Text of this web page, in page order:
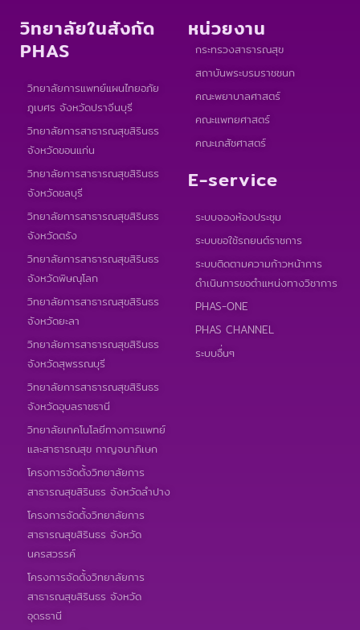
วิทยาลัยในสังกัด
PHAS
วิทยาลัยการแพทย์แผนไทยอภัย
ภูเบศร จังหวัดปราจีนบุรี
วิทยาลัยการสาธารณสุขสิรินธร
จังหวัดขอนแก่น
วิทยาลัยการสาธารณสุขสิรินธร
จังหวัดชลบุรี
วิทยาลัยการสาธารณสุขสิรินธร
จังหวัดตรัง
วิทยาลัยการสาธารณสุขสิรินธร
จังหวัดพิษณุโลก
วิทยาลัยการสาธารณสุขสิรินธร
จังหวัดยะลา
วิทยาลัยการสาธารณสุขสิรินธร
จังหวัดสุพรรณบุรี
วิทยาลัยการสาธารณสุขสิรินธร
จังหวัดอุบลราชธานี
วิทยาลัยเทคโนโลยีทางการแพทย์
และสาธารณสุข กาญจนาภิเษก
โครงการจัดตั้งวิทยาลัยการ
สาธารณสุขสิรินธร จังหวัดลำปาง
โครงการจัดตั้งวิทยาลัยการ
สาธารณสุขสิรินธร จังหวัด
นครสวรรค์
โครงการจัดตั้งวิทยาลัยการ
สาธารณสุขสิรินธร จังหวัด
อุดรธานี
หน่วยงาน
กระทรวงสาธารณสุข
สถาบันพระบรมราชชนก
คณะพยาบาลศาสตร์
คณะแพทยศาสตร์
คณะเภสัชศาสตร์
E-service
ระบบจองห้องประชุม
ระบบขอใช้รถยนต์ราชการ
ระบบติดตามความก้าวหน้าการ
ดำเนินการขอตำแหน่งทางวิชาการ
PHAS-ONE
PHAS CHANNEL
ระบบอื่นๆ